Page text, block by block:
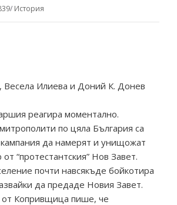
/ История
Илиева и Доний К. Донев
реагира моментално.
по цяла България са
да намерят и унищожат
“протестантския” Нов Завет.
почти навсякъде бойкотира
да предаде Новия Завет.
от Копривщица пише, че